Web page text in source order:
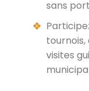
sans
tournois,
visites